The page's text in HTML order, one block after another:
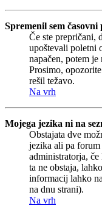
Spremenil sem časovni
Če ste prepričani,
upoštevali poletni
napačen, potem
Prosimo,
rešil težavo.
Na vrh
Mojega jezika ni na
Obstajata dve
jezika ali pa
administratorja,
ta ne obstaja,
informacij lahko
na dnu strani).
Na vrh